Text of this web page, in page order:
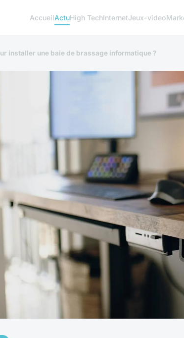
AccueilActuHigh TechInternetJeux-video
installer une baie de brassage informatique ?